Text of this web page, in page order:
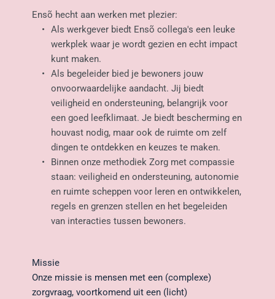
Ensõ hecht aan werken met plezier:
Als werkgever biedt Ensõ collega's een leuke
werkplek waar je wordt gezien en echt impact
kunt maken.
Als begeleider bied je bewoners jouw
onvoorwaardelijke aandacht. Jij biedt
veiligheid en ondersteuning, belangrijk voor
een goed leefklimaat. Je biedt bescherming en
houvast nodig, maar ook de ruimte om zelf
dingen te ontdekken en keuzes te maken.
Binnen onze methodiek Zorg met compassie
staan: veiligheid en ondersteuning, autonomie
en ruimte scheppen voor leren en ontwikkelen,
regels en grenzen stellen en het begeleiden
van interacties tussen bewoners.
Missie
Onze missie is mensen met een (complexe)
zorgvraag, voortkomend uit een (licht)